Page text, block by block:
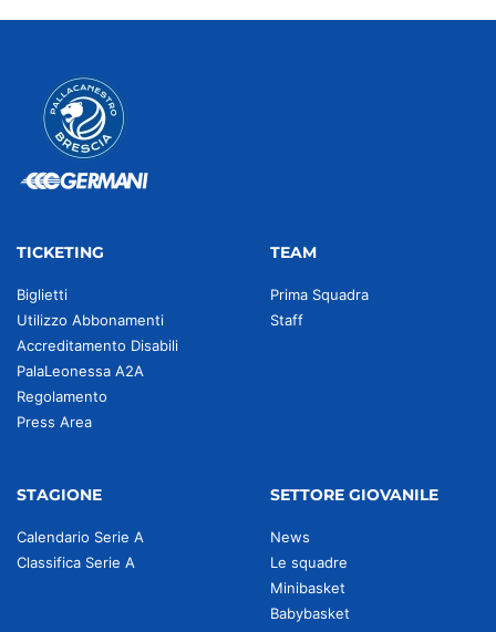
TICKETING
Biglietti
Utilizzo Abbonamenti
Accreditamento Disabili
PalaLeonessa A2A
Regolamento
Press Area
TEAM
Prima Squadra
Staff
STAGIONE
Calendario Serie A
Classifica Serie A
SETTORE GIOVANILE
News
Le squadre
Minibasket
Babybasket